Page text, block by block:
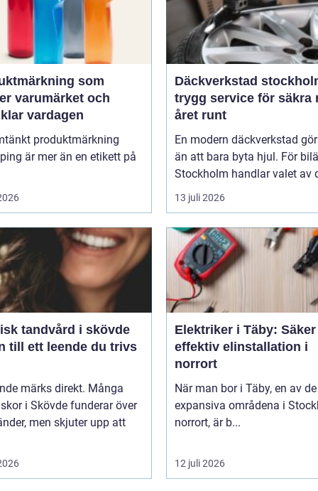
som
varumärket och
vardagen
produktmärkning
är mer än en etikett på
Däckverkstad
trygg service för säkra
året runt
En modern däckverkstad
än att bara byta hjul. För
Stockholm handlar valet av
13 juli 2026
tandvård i skövde
till ett leende du trivs
märks direkt. Många
i Skövde funderar över
men skjuter upp att
Elektriker i Täby:
effektiv elinstallation i
norrort
När man bor i Täby, en av
expansiva områdena i
norrort, är b...
12 juli 2026